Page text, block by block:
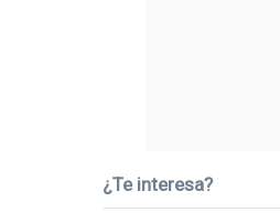
¿Te interesa?